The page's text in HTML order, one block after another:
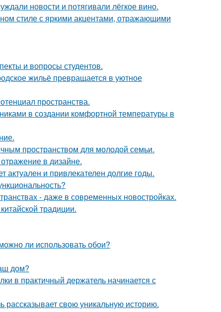
новости и потягивали лёгкое вино.
стиле с яркими акцентами, отражающими
и вопросы студентов.
жильё превращается в уютное
пространства.
в создании комфортной температуры в
пространством для молодой семьи.
в дизайне.
актуален и привлекателен долгие годы.
- даже в современных новостройках.
традиции.
ли использовать обои?
дом?
в практичный держатель начинается с
рассказывает свою уникальную историю.